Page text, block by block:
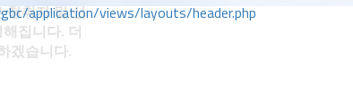
application/views/layouts/header.php
청취자 및 선
집니다. 더
겠습니다.